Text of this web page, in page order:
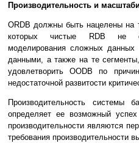
Производительность и
ORDB должны быть нацелены на
которых чистые RDB не
моделирования сложных
данными, а также на те
удовлетворить OODB по
недостаточной развитости
Производительность системы
определяет ее возможный
производительности являются
требования производительности